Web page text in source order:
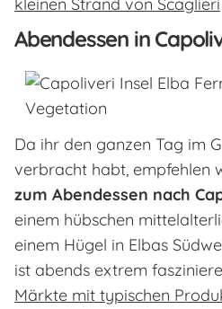
Abendessen in
Da ihr den ganzen Tag im
verbracht habt, empfehlen
zum Abendessen nach
einem hübschen
einem Hügel in Elbas
ist abends extrem
Märkte mit typischen